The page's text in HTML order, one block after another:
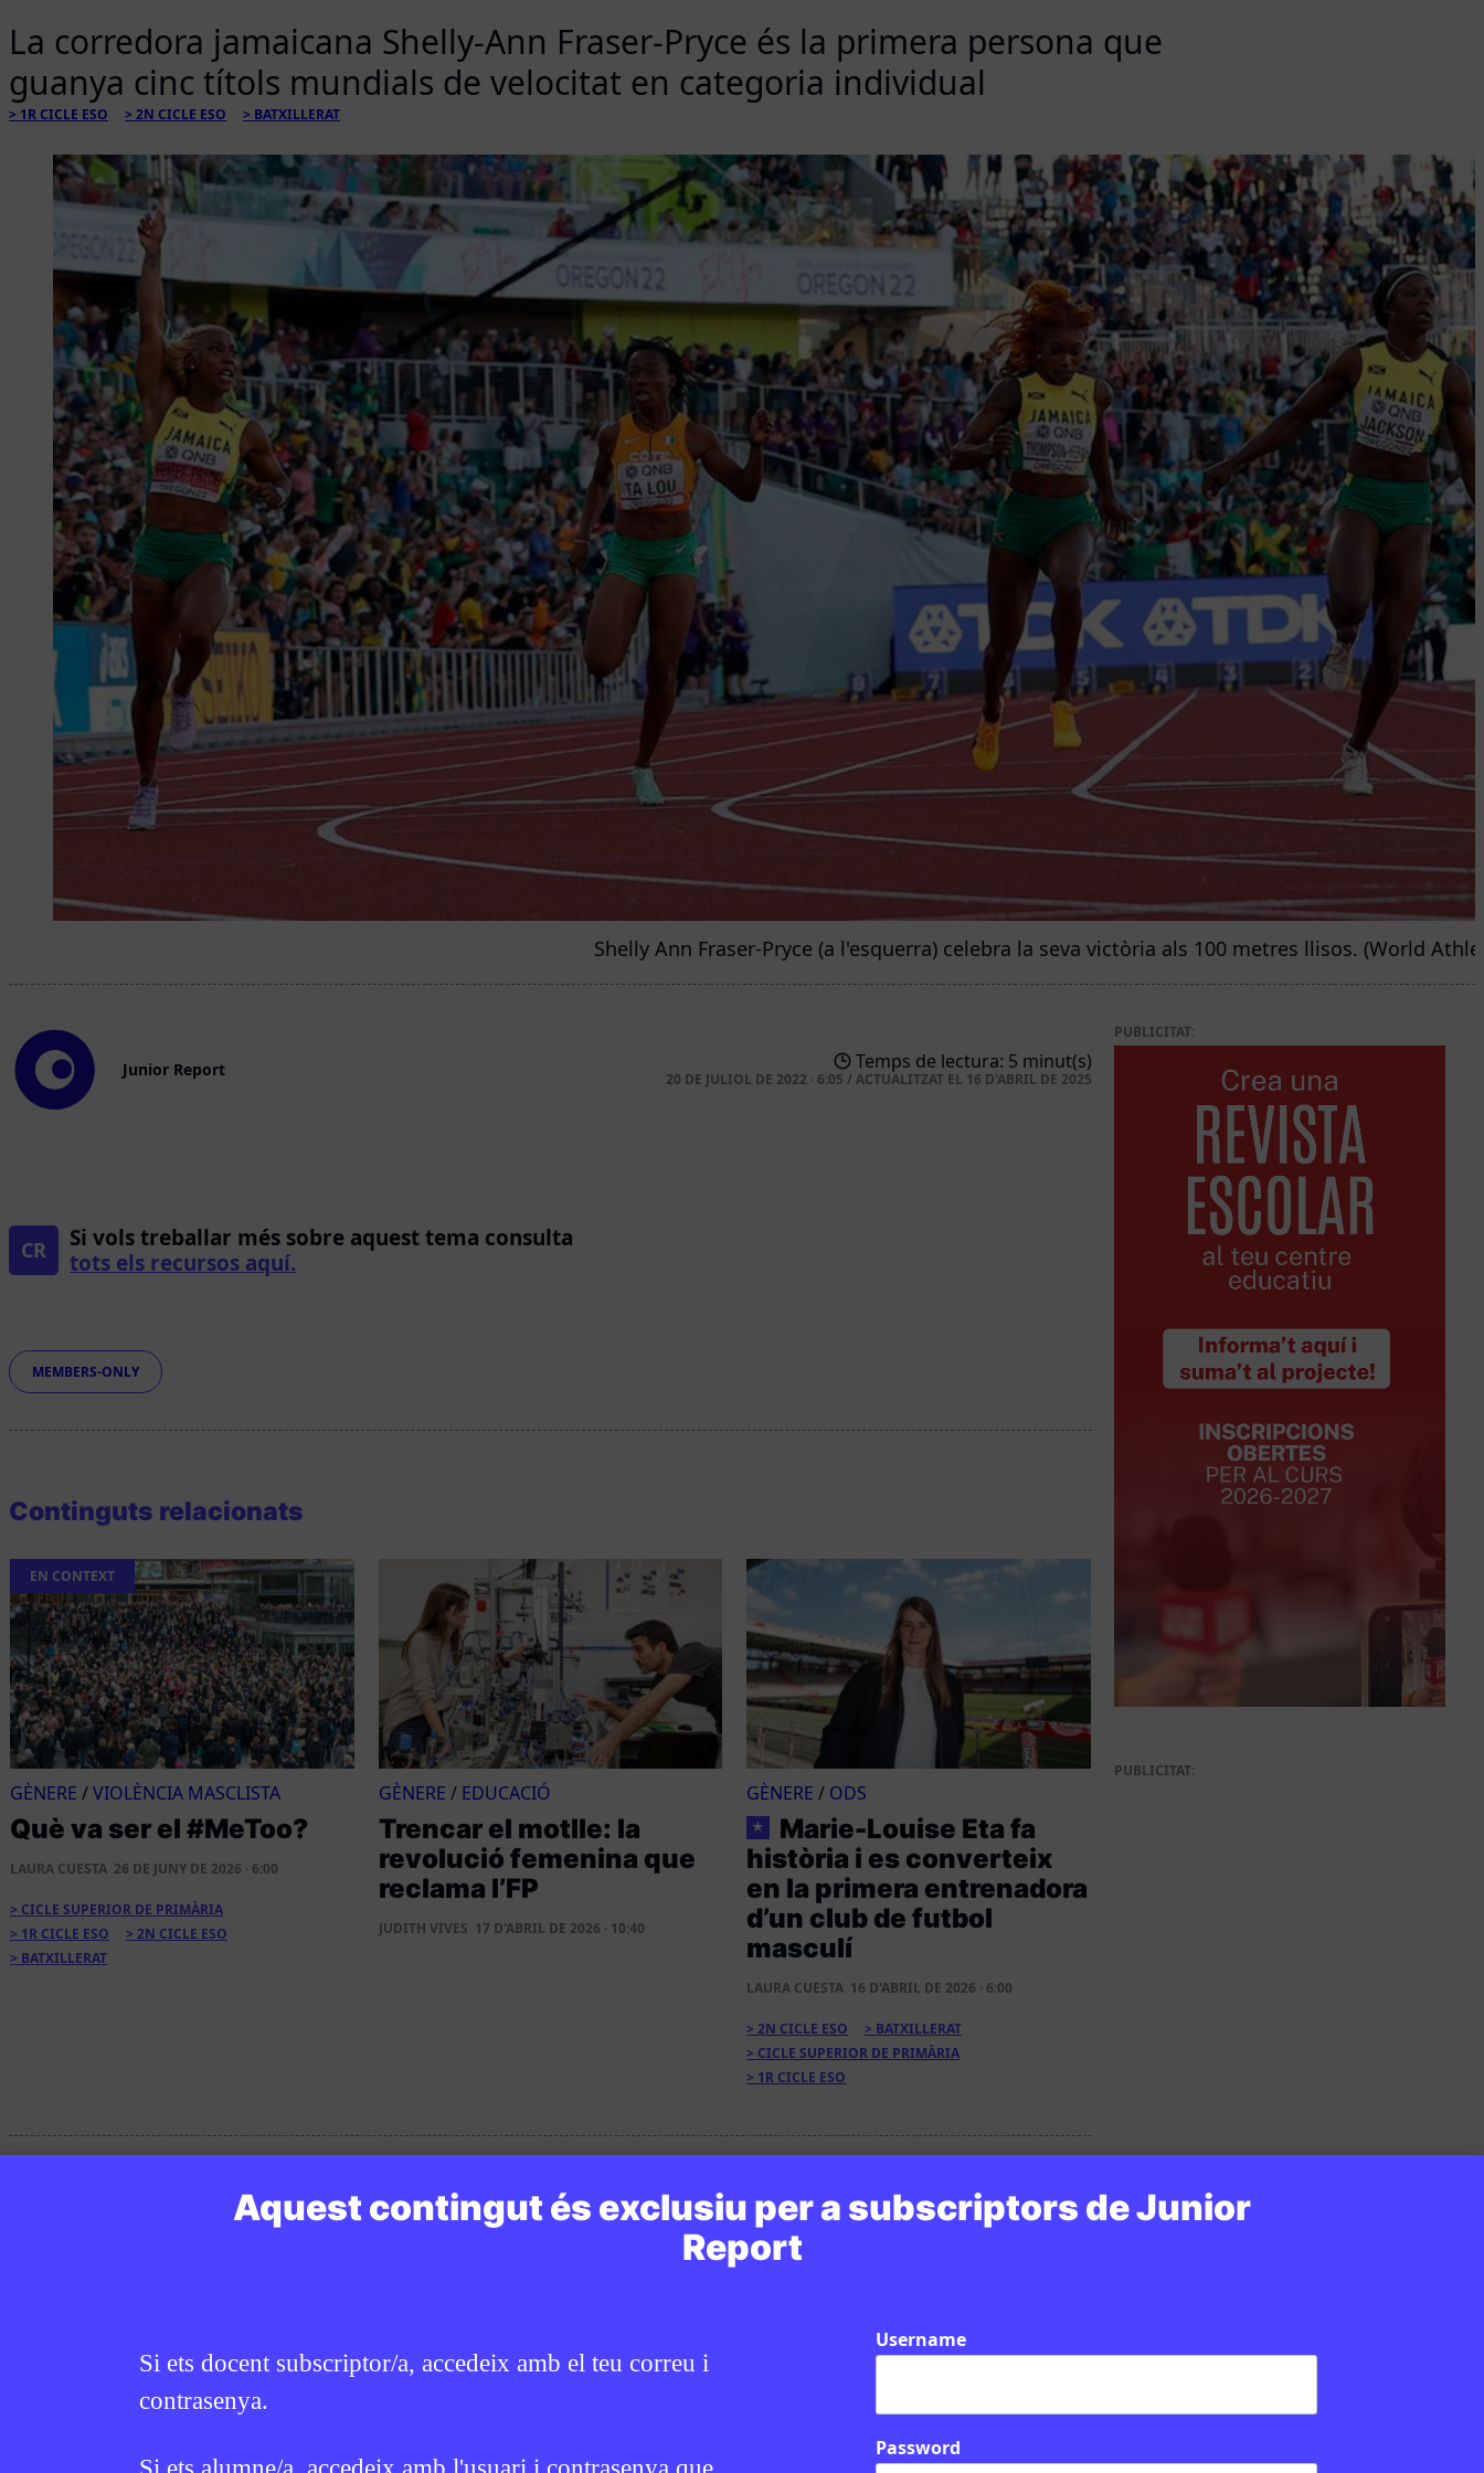
La corredora jamaicana Shelly-Ann Fraser-Pryce és la primera persona que
guanya cinc títols mundials de velocitat en categoria individual
1R CICLE ESO 2N CICLE ESO BATXILLERAT
Shelly Ann Fraser-Pryce (a l'esquerra) celebra la seva victòria als 100 metres llisos. (World
Junior Report Temps de lectura: 5 minut(s)
20 DE JULIOL DE 2022 · 6:05 /ACTUALITZAT EL 16 D'ABRIL DE 2025
Aquest contingut és exclusiu per a subscriptors de Junior
Report
Si ets docent subscriptor/a, accedeix amb el teu correu i
contrasenya.
Username
Password
CR
Si vols treballar més sobre aquest tema consulta
tots els recursos aquí.
Etiquetes
MEMBERS-ONLY
Continguts relacionats
EN CONTEXT
GÈNERE /VIOLÈNCIA MASCLISTA
Què va ser el #MeToo?
LAURA CUESTA 26 DE JUNY DE 2026 · 6:00
CICLE SUPERIOR DE PRIMÀRIA
1R CICLE ESO
2N CICLE ESO
BATXILLERAT
GÈNERE / EDUCACIÓ
Trencar el motlle: la
revolució femenina que
reclama l’FP
JUDITH VIVES 17 D'ABRIL DE 2026 · 10:40
GÈNERE / ODS
★
Marie-Louise Eta fa
història i es converteix
en la primera entrenadora
d’un club de futbol
masculí
LAURA CUESTA 16 D'ABRIL DE 2026 · 6:00
2N CICLE ESO
BATXILLERAT
CICLE SUPERIOR DE PRIMÀRIA
1R CICLE ESO
PUBLICITAT:
PUBLICITAT: